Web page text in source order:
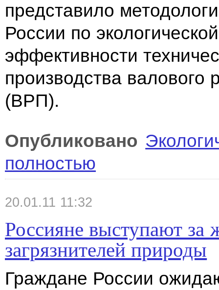
представило
России по
эффективности
производства валового
(ВРП).
Опубликовано
полностью
20.01.11 11:32
Россияне выступают за
загрязнителей природы
Граждане России